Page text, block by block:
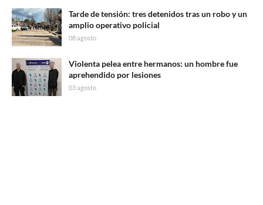
Tarde de tensión: tres detenidos tras un robo y un
amplio operativo policial
08 agosto
Violenta pelea entre hermanos: un hombre fue
aprehendido por lesiones
03 agosto